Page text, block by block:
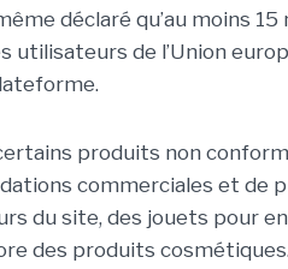
déclaré qu’au moins
utilisateurs de l’Union
certains produits non
commerciales et de
du site, des jouets pour
des produits